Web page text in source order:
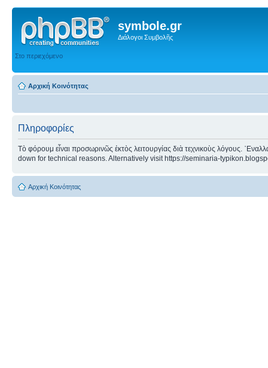
symbole.gr
Διάλογοι Συμβολῆς
Στο περιεχόμενο
Αρχική Κοινότητας
Πληροφορίες
Τὸ φόρουμ εἶναι προσωρινῶς ἐκτὸς λειτουργίας διὰ τεχνικοὺς λόγους.
down for technical reasons. Alternatively visit https://seminaria-
Αρχική Κοινότητας